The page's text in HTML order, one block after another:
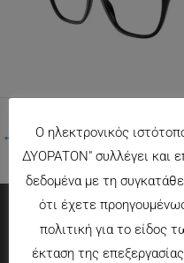
← Προηγούμενο Πολυμέσα
Ο ηλεκτρονικός
ΔΥΟΡΑΤΟΝ" συλλέγει και
δεδομένα με τη
ότι έχετε
πολιτική για το είδος
έκταση της